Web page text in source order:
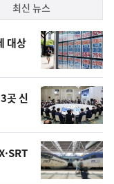
최신 뉴스
대상
곳 신